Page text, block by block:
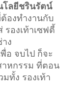
โลยีชรินรัตน์
องทำงานกับ
รองเท้าเซฟตี้
าง
อ จบไป ก็จะ
าหกรรม ที่ตอน
ทั้ง รองเท้า